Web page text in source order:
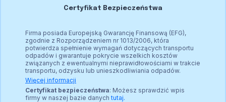
Certyfikat Bezpieczeństwa
Firma posiada Europejską Gwarancję Finansową (EFG),
zgodnie z Rozporządzeniem nr 1013/2006, która
potwierdza spełnienie wymagań dotyczących transportu
odpadów i gwarantuje pokrycie wszelkich kosztów
związanych z ewentualnymi nieprawidłowościami w trakcie
transportu, odzysku lub unieszkodliwiania odpadów.
Więcej informacji
Certyfikat bezpieczeństwa: Możesz sprawdzić wpis
firmy w naszej bazie danych tutaj.